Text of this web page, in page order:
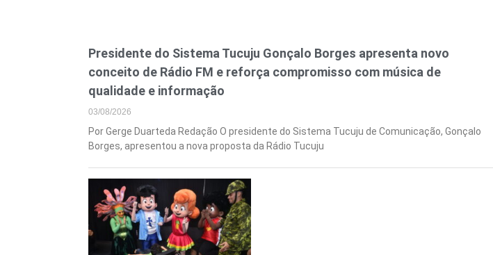
Presidente do Sistema Tucuju Gonçalo Borges apresenta novo
conceito de Rádio FM e reforça compromisso com música de
qualidade e informação
03/08/2026
Por Gerge Duarteda Redação O presidente do Sistema Tucuju de Comunicação, Gonçalo
Borges, apresentou a nova proposta da Rádio Tucuju